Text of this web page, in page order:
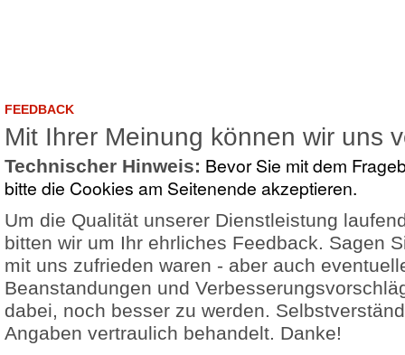
FEEDBACK
Mit Ihrer Meinung können wir uns
Technischer Hinweis: Bevor Sie mit dem
bitte die Cookies am Seitenende akzeptieren.
Um die Qualität unserer Dienstleistung
bitten wir um Ihr ehrliches Feedback. Sagen
mit uns zufrieden waren - aber auch
Beanstandungen und
dabei, noch besser zu werden.
Angaben vertraulich behandelt. Danke!